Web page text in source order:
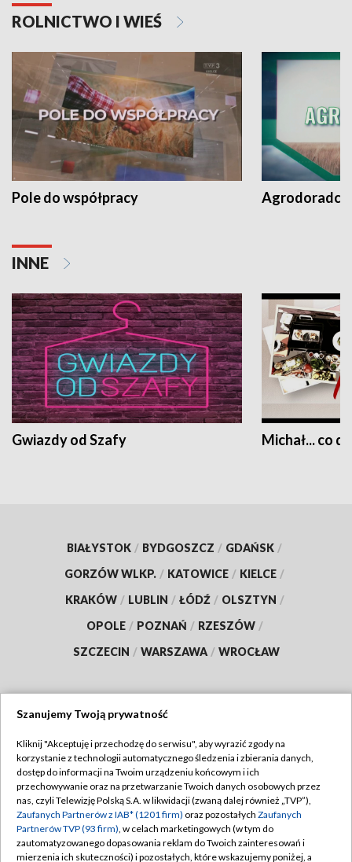
ROLNICTWO I WIEŚ
Pole do współpracy Agrodoradcy
INNE
Gwiazdy od Szafy Michał... co
BIAŁYSTOK / BYDGOSZCZ / GDAŃSK /
GORZÓW WLKP. / KATOWICE / KIELCE /
KRAKÓW / LUBLIN / ŁÓDŹ / OLSZTYN /
OPOLE / POZNAŃ / RZESZÓW /
SZCZECIN / WARSZAWA / WROCŁAW
TVP
Abonament TVP
Emisja w TVP
Centrum informacji TVP
Regulamin TVP
Polityka prywatności
Moje zgody
Szanujemy Twoją prywatność
Kliknij "Akceptuję i przechodzę do serwisu", aby wyrazić zgody na
korzystanie z technologii automatycznego śledzenia i zbierania danych,
dostęp do informacji na Twoim urządzeniu końcowym i ich
przechowywanie oraz na przetwarzanie Twoich danych osobowych przez
nas, czyli Telewizję Polską S.A. w likwidacji (zwaną dalej również „TVP”),
Zaufanych Partnerów z IAB* (1201 firm) oraz pozostałych Zaufanych
Partnerów TVP (93 firm), w celach marketingowych (w tym do
zautomatyzowanego dopasowania reklam do Twoich zainteresowań i
mierzenia ich skuteczności) i pozostałych, które wskazujemy poniżej, a